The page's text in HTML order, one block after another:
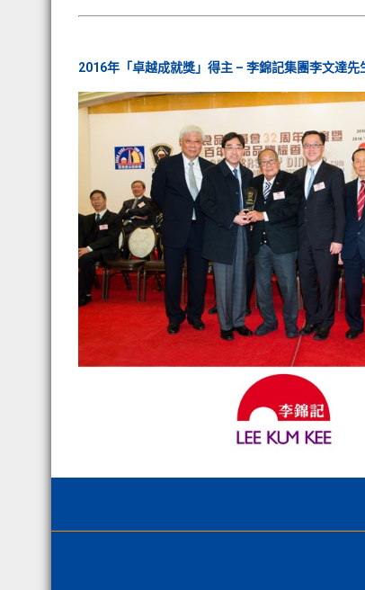
2016年「卓越成就獎」得主 – 李錦記集團李文達先